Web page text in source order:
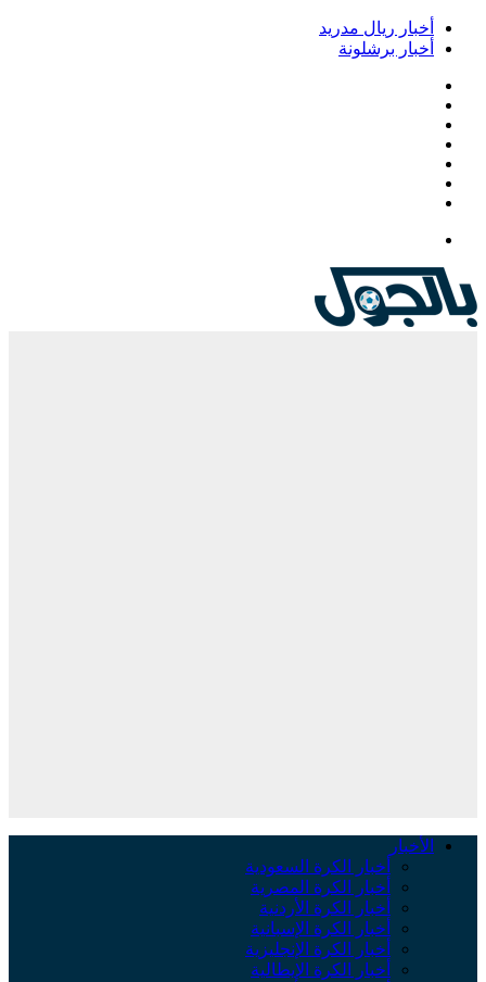
أخبار ريال مدريد
أخبار برشلونة
الأخبار
أخبار الكرة السعودية
أخبار الكرة المصرية
أخبار الكرة الأردنية
أخبار الكرة الإسبانية
أخبار الكرة الإنجليزية
أخبار الكرة الإيطالية